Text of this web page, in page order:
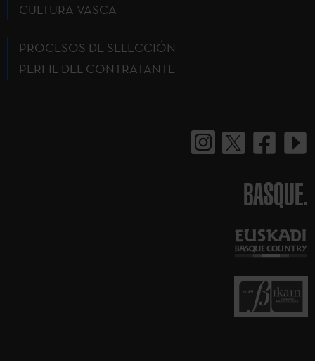
CULTURA VASCA
PROCESOS DE SELECCIÓN
PERFIL DEL CONTRATANTE
BASQUE.